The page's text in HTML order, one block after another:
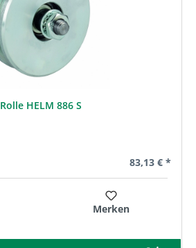
Rolle HELM 886 S
Regulärer
83,13 € *
Merken